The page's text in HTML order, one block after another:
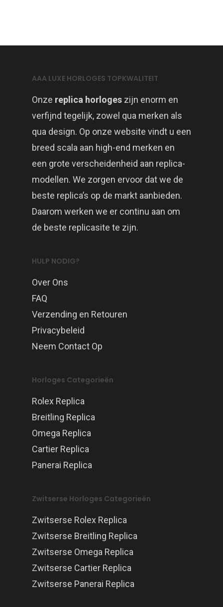
AAA LUXE HORLOGES TOPKWALITEIT
Onze replica horloges zijn enorm en
verfijnd tegelijk, zowel qua merken als
qua design. Op onze website vindt u een
breed scala aan high-end merken en
een grote verscheidenheid aan replica-
modellen. We zorgen ervoor dat we de
beste replica’s op de markt aanbieden.
Daarom werken we er continu aan om
de beste replicasite te zijn.
HULP NODIG?
Over Ons
FAQ
Verzending en Retouren
Privacybeleid
Neem Contact Op
Horloges Categorieën
Rolex Replica
Breitling Replica
Omega Replica
Cartier Replica
Panerai Replica
Zwitserse Horloges Categorieën
Zwitserse Rolex Replica
Zwitserse Breitling Replica
Zwitserse Omega Replica
Zwitserse Cartier Replica
Zwitserse Panerai Replica